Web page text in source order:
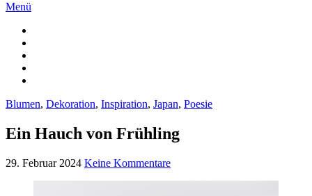
Menü
Blumen, Dekoration, Inspiration, Japan, Poesie
Ein Hauch von Frühling
29. Februar 2024 Keine Kommentare